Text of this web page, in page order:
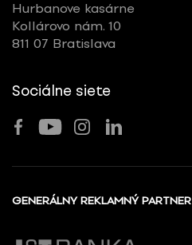
Hurbanove kasárne
Kollárovo nám. 10
811 07 Bratislava
Sociálne siete
GENERÁLNY REKLAMNÝ PARTNER